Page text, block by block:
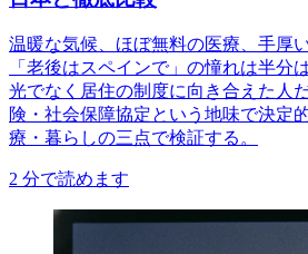
温暖な気候、ほぼ無料の医療、手
「老後はスペインで」の憧れは半分
光でなく居住の制度に向き合えた人
険・社会保障協定という地味で決定
療・暮らしの三点で検証する。
2 分で読めます